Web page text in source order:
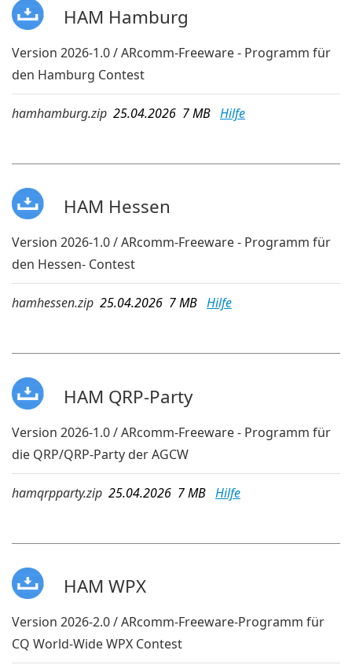
HAM Hamburg
Version 2026-1.0 / ARcomm-Freeware - Programm für
den Hamburg Contest
hamhamburg.zip 25.04.2026 7 MB Hilfe
HAM Hessen
Version 2026-1.0 / ARcomm-Freeware - Programm für
den Hessen- Contest
hamhessen.zip 25.04.2026 7 MB Hilfe
HAM QRP-Party
Version 2026-1.0 / ARcomm-Freeware - Programm für
die QRP/QRP-Party der AGCW
hamqrpparty.zip 25.04.2026 7 MB Hilfe
HAM WPX
Version 2026-2.0 / ARcomm-Freeware-Programm für
CQ World-Wide WPX Contest